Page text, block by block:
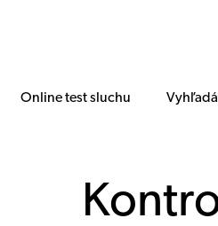
Online test sluchu